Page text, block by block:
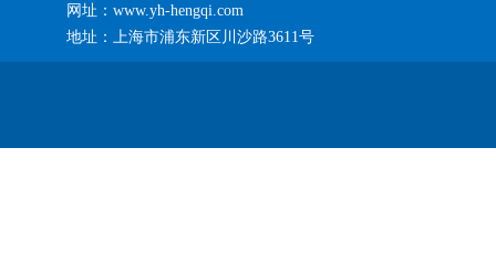
网址：www.yh-hengqi.com
地址：上海市浦东新区川沙路3611号